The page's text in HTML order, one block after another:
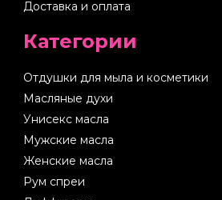
Доставка и оплата
Категории
Отдушки для мыла и косметики
Масляные духи
Унисекс масла
Мужские масла
Женские масла
Рум спреи